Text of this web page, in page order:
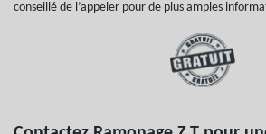
conseillé de l’appeler pour de plus amples